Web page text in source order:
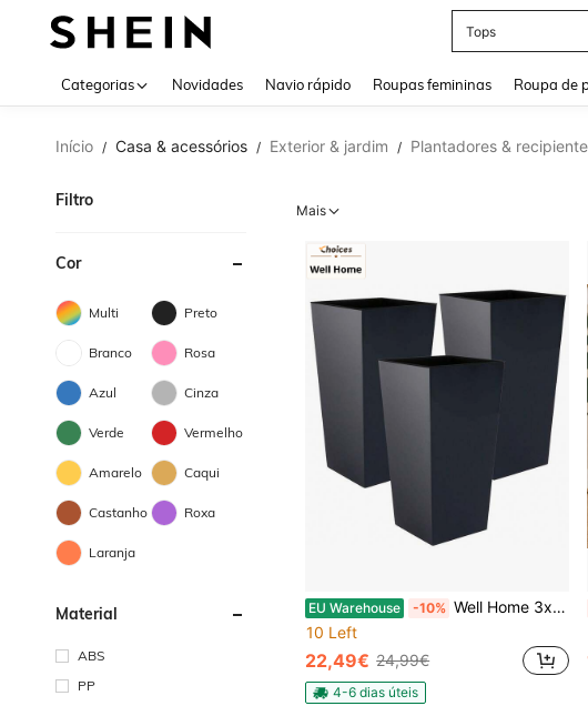
Tops
Categorias Novidades Navio rápido Roupas femininas Roupa de
Início / Casa & acessórios / Exterior & jardim / Plantadores &
Filtro
Cor
Multi Preto
Branco Rosa
Azul Cinza
Verde Vermelho
Amarelo Caqui
Castanho Roxa
Laranja
Material
ABS
PP
Mais
EU Warehouse -10% Well Home 3x Vaso alto Urbi 2 litros, plástico, 12,6 x 12,6 x 20 cm na cor Antracite. Frete grátis 24/72h
10 Left
22,49€ 24,99€
4-6 dias úteis